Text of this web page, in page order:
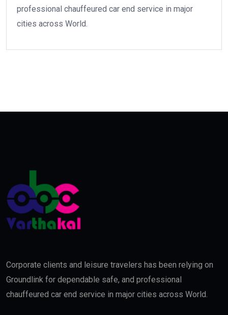
professional chauffeured car end service in major
cities across World.
Corporate clients and leisure travelers has been relying on
Groundlink for dependable safe, and professional
chauffeured car end service in major cities across World.